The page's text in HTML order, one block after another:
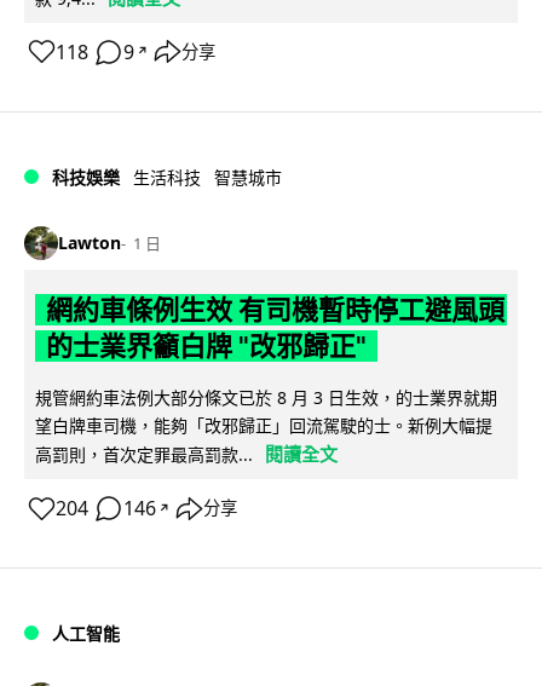
118 9 ↗ 分享
科技娛樂 生活科技 智慧城市
Lawton 1 日
網約車條例生效 有司機暫時停工避風頭
的士業界籲白牌 "改邪歸正"
規管網約車法例大部分條文已於 8 月 3 日生效，的士業界就期
望白牌車司機，能夠「改邪歸正」回流駕駛的士。新例大幅提
高罰則，首次定罪最高罰款...
閱讀全文
204 146 ↗ 分享
人工智能